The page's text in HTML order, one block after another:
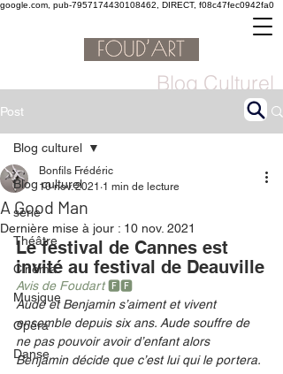
google.com, pub-7957174430108462, DIRECT, f08c47fec0942fa0
Blog Culturel
Post
Blog culturel
serie
Théâtre
Cinéma
Musique
Opéra
Danse
Blog culturel
A Good Man
Bonfils Frédéric
10 nov. 2021 1 min de lecture
Dernière mise à jour : 10 nov. 2021
Le festival de Cannes est
invité au festival de Deauville
Avis de Foudart 🅵🅵
Aude et Benjamin s’aiment et vivent
ensemble depuis six ans. Aude souffre de
ne pas pouvoir avoir d’enfant alors
Benjamin décide que c’est lui qui le portera.